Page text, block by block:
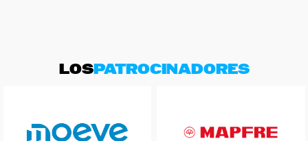
LOSPATROCINADORES